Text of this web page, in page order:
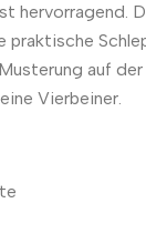
hervorragend.
praktische
auf
Vierbeiner.